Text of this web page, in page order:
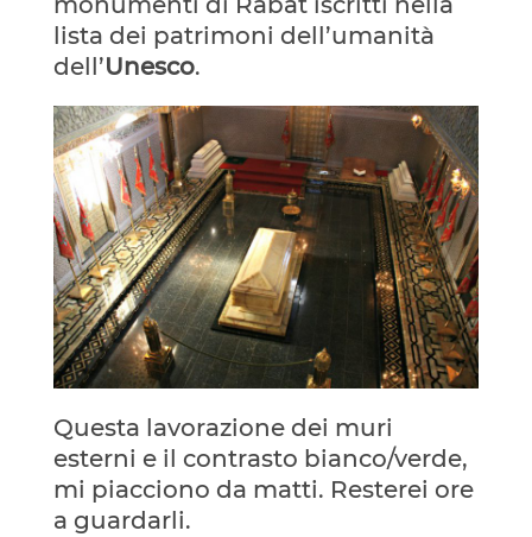
lista dei patrimoni dell’umanità
dell’Unesco.
Questa lavorazione dei muri
esterni e il contrasto bianco/verde,
mi piacciono da matti. Resterei ore
a guardarli.